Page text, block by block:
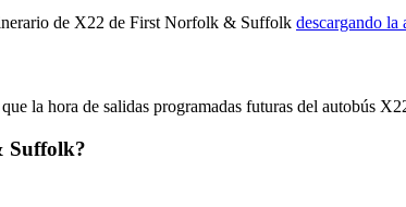
de X22 de First Norfolk & Suffolk descargando la
la hora de salidas programadas futuras del autobús
Suffolk?